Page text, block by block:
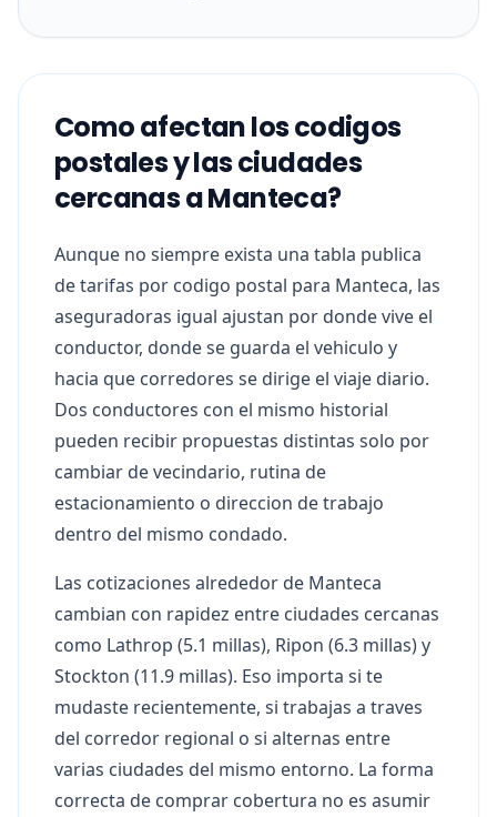
Como afectan los codigos
postales y las ciudades
cercanas a Manteca?
Aunque no siempre exista una tabla publica
de tarifas por codigo postal para Manteca, las
aseguradoras igual ajustan por donde vive el
conductor, donde se guarda el vehiculo y
hacia que corredores se dirige el viaje diario.
Dos conductores con el mismo historial
pueden recibir propuestas distintas solo por
cambiar de vecindario, rutina de
estacionamiento o direccion de trabajo
dentro del mismo condado.
Las cotizaciones alrededor de Manteca
cambian con rapidez entre ciudades cercanas
como Lathrop (5.1 millas), Ripon (6.3 millas) y
Stockton (11.9 millas). Eso importa si te
mudaste recientemente, si trabajas a traves
del corredor regional o si alternas entre
varias ciudades del mismo entorno. La forma
correcta de comprar cobertura no es asumir